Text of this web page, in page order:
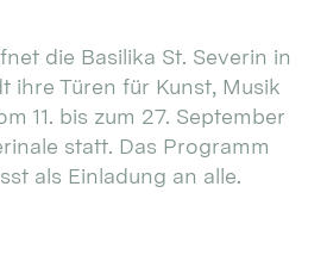
die Basilika St. Severin in
ihre Türen für Kunst, Musik
11. bis zum 27. September
statt. Das Programm
als Einladung an alle.